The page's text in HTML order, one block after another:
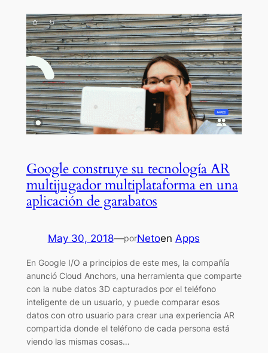
Google construye su tecnología AR
multijugador multiplataforma en una
aplicación de garabatos
May 30, 2018—porNetoen Apps
En Google I/O a principios de este mes, la compañía
anunció Cloud Anchors, una herramienta que comparte
con la nube datos 3D capturados por el teléfono
inteligente de un usuario, y puede comparar esos
datos con otro usuario para crear una experiencia AR
compartida donde el teléfono de cada persona está
viendo las mismas cosas…